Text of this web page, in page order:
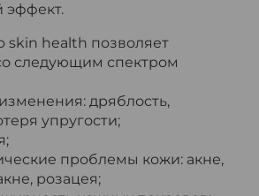
эффект.
skin health позволяет
следующим спектром
дряблость,
упругости;
проблемы кожи: акне,
розацея;